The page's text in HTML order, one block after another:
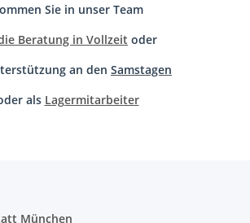
Sie in unser Team
Beratung in Vollzeit oder
an den Samstagen
als Lagermitarbeiter
München